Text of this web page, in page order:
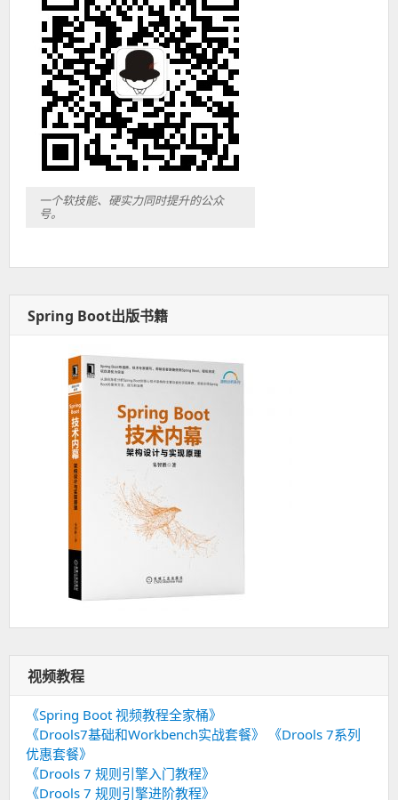
一个软技能、硬实力同时提升的公众
号。
Spring Boot出版书籍
视频教程
《Spring Boot 视频教程全家桶》
《Drools7基础和Workbench实战套餐》
《Drools 7系列
优惠套餐》
《Drools 7 规则引擎入门教程》
《Drools 7 规则引擎进阶教程》